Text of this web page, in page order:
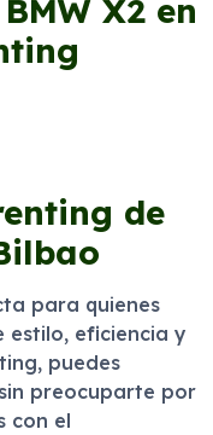
X2 en
de
para quienes
estilo, eficiencia y
puedes
preocuparte por
con el